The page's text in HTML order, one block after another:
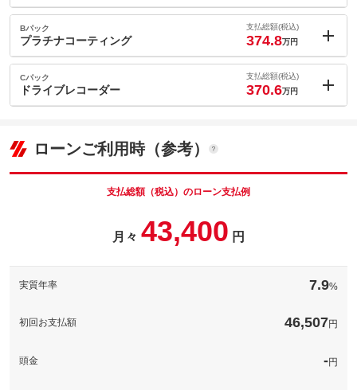
内：オプシ
ョン価格
(税込)
車両本体価
356.4万円
パック内容
は抽選になることがございます。
Bパック
プラチナコーティング
支払総額(税込)
374.8万円
内：オプシ
ョン価格
(税込)
車両本体価
性が持続！※表示価格は普通車ＬＬサイズの価格です。他サイズ
の価格については下記の通りです。軽自動車３９，９００円、普
備考
このパックの見積もり依頼（無料）
Cパック
ドライブレコーダー
支払総額(税込)
370.6万円
車両本体価
356.4
望の機種がある場合、追加費用がかかります。ご了承ください。
ローンご利用時（参考）
支払総額（税込）のローン支払例
月々 43,400 円
実質年率 7.9%
初回お支払額 46,507円
頭金 -円